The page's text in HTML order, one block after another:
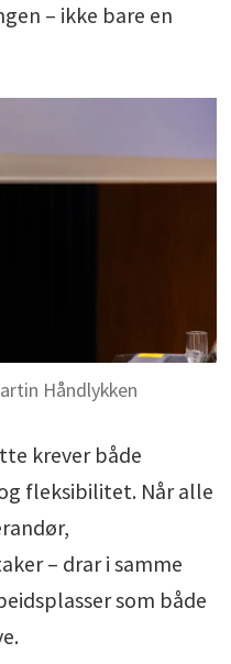
– ikke bare en
Håndlykken
krever både
fleksibilitet. Når alle
– drar i samme
som både